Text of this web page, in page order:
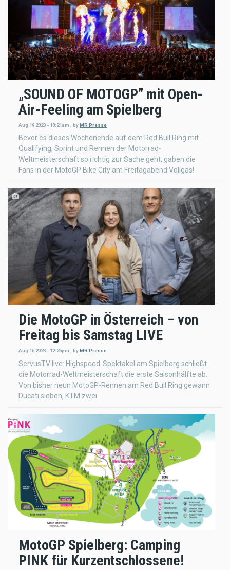
„SOUND OF MOTOGP” mit Open-
Air-Feeling am Spielberg
Aug 19 2023 - 10:21am byMR Presse
Bevor es dieses Wochenende auf dem Red Bull Ring mit
Qualifying, Sprint und Rennen der Motorrad-
Weltmeisterschaft so richtig zur Sache geht, gaben die
Fans in der MotoGP Bike City am Freitagabend Vollgas!
Die MotoGP in Österreich – von
Freitag bis Samstag LIVE
Aug 16 2023 - 12:25pm byMR Presse
ServusTV live: Highspeed-Spektakel am Spielberg schließt
die Motorrad-Weltmeisterschaft die erste Saisonhälfte ab.
Von bisher neun MotoGP-Rennen am Red Bull Ring gewann
Ducati sieben, KTM zwei.
MotoGP Spielberg: Camping
PINK für Kurzentschlossene!